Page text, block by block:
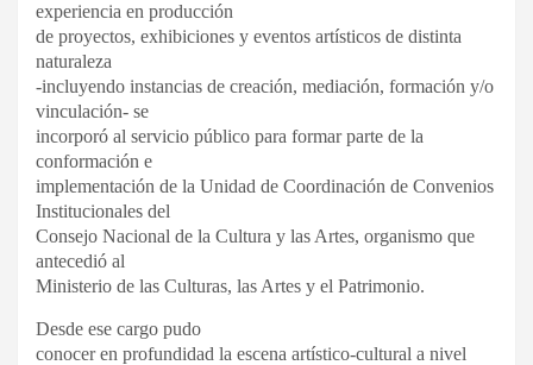
experiencia en producción
de proyectos, exhibiciones y eventos artísticos de distinta
naturaleza
-incluyendo instancias de creación, mediación, formación y/o
vinculación- se
incorporó al servicio público para formar parte de la
conformación e
implementación de la Unidad de Coordinación de Convenios
Institucionales del
Consejo Nacional de la Cultura y las Artes, organismo que
antecedió al
Ministerio de las Culturas, las Artes y el Patrimonio.
Desde ese cargo pudo
conocer en profundidad la escena artístico-cultural a nivel